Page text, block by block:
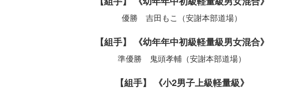
優勝 吉田もこ（安謝本部道場）
【組手】 《幼年年中初級軽量級男女混合》
準優勝 鬼頭孝輔（安謝本部道場）
【組手】 《小2男子上級軽量級》